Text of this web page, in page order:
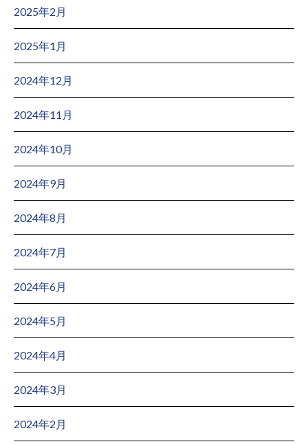
2025年2月
2025年1月
2024年12月
2024年11月
2024年10月
2024年9月
2024年8月
2024年7月
2024年6月
2024年5月
2024年4月
2024年3月
2024年2月